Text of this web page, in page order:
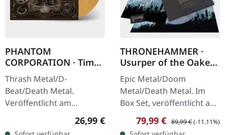
PHANTOM
CORPORATION · Time
And Tide | ORANGE
MARBLED LP
Thrash Metal/D-
Beat/Death Metal.
Veröffentlicht am
12.12.2025, auf Supreme
Chaos Records. Orange
Regulärer Preis:
26,99 €
THRONEHAMMER ·
Usurper of the Oaken
Throne | WOODEN LP
BOX SET
Epic Metal/Doom
Metal/Death Metal. Im
Box Set, veröffentlicht am
08.03.2024, auf Supreme
Chaos Records. Ultra
Verkaufspreis:
79,99 € Regulärer Preis:
89,99 €(-11.11%)